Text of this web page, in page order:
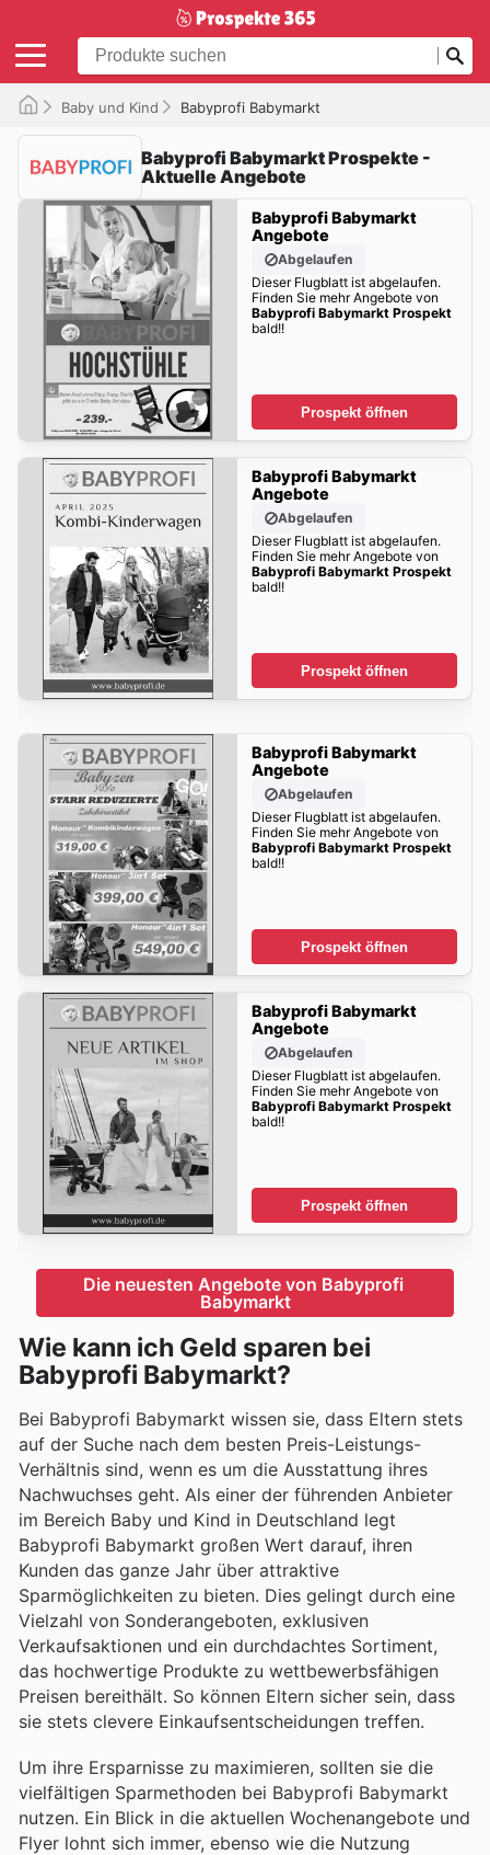
Baby und Kind Babyprofi Babymarkt
Babyprofi Babymarkt Prospekte -
Aktuelle Angebote
Babyprofi Babymarkt
Angebote
Abgelaufen
Dieser Flugblatt ist abgelaufen.
Finden Sie mehr Angebote von
Babyprofi Babymarkt Prospekt
bald!!
Prospekt öffnen
Babyprofi Babymarkt
Angebote
Abgelaufen
Dieser Flugblatt ist abgelaufen.
Finden Sie mehr Angebote von
Babyprofi Babymarkt Prospekt
bald!!
Prospekt öffnen
Babyprofi Babymarkt
Angebote
Abgelaufen
Dieser Flugblatt ist abgelaufen.
Finden Sie mehr Angebote von
Babyprofi Babymarkt Prospekt
bald!!
Prospekt öffnen
Babyprofi Babymarkt
Angebote
Abgelaufen
Dieser Flugblatt ist abgelaufen.
Finden Sie mehr Angebote von
Babyprofi Babymarkt Prospekt
bald!!
Prospekt öffnen
Die neuesten Angebote von Babyprofi
Babymarkt
Wie kann ich Geld sparen bei
Babyprofi Babymarkt?
Bei Babyprofi Babymarkt wissen sie, dass Eltern stets
auf der Suche nach dem besten Preis-Leistungs-
Verhältnis sind, wenn es um die Ausstattung ihres
Nachwuchses geht. Als einer der führenden Anbieter
im Bereich Baby und Kind in Deutschland legt
Babyprofi Babymarkt großen Wert darauf, ihren
Kunden das ganze Jahr über attraktive
Sparmöglichkeiten zu bieten. Dies gelingt durch eine
Vielzahl von Sonderangeboten, exklusiven
Verkaufsaktionen und ein durchdachtes Sortiment,
das hochwertige Produkte zu wettbewerbsfähigen
Preisen bereithält. So können Eltern sicher sein, dass
sie stets clevere Einkaufsentscheidungen treffen.
Um ihre Ersparnisse zu maximieren, sollten sie die
vielfältigen Sparmethoden bei Babyprofi Babymarkt
nutzen. Ein Blick in die aktuellen Wochenangebote und
Flyer lohnt sich immer, ebenso wie die Nutzung